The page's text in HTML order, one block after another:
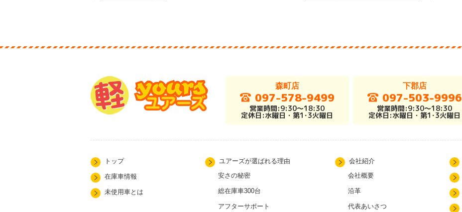
森町店
097-578-9499
営業時間:9:30～18:30
定休日:水曜日・第1･3火曜日
下郡店
097-503-9996
営業時間:9:30～18:30
定休日:水曜日・第1･3火曜日
トップ
在庫車情報
未使用車とは
ユアーズが選ばれる理由
安さの秘密
総在庫車300台
アフターサポート
会社紹介
会社概要
沿革
代表あいさつ